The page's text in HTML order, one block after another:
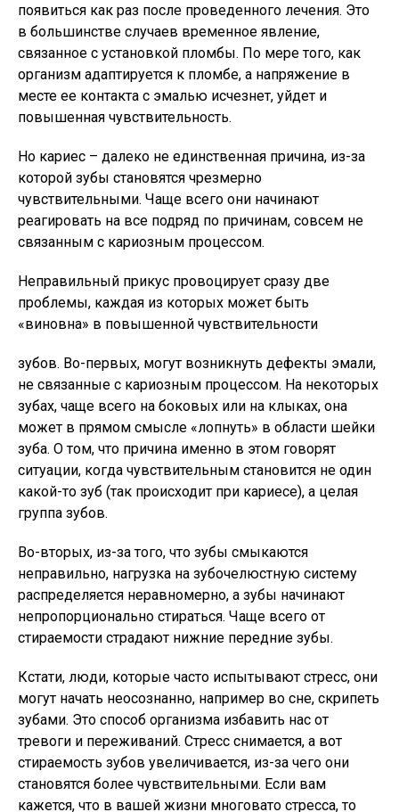
появиться как раз после проведенного лечения. Это
в большинстве случаев временное явление,
связанное с установкой пломбы. По мере того, как
организм адаптируется к пломбе, а напряжение в
месте ее контакта с эмалью исчезнет, уйдет и
повышенная чувствительность.
Но кариес – далеко не единственная причина, из-за
которой зубы становятся чрезмерно
чувствительными. Чаще всего они начинают
реагировать на все подряд по причинам, совсем не
связанным с кариозным процессом.
Неправильный прикус провоцирует сразу две
проблемы, каждая из которых может быть
«виновна» в повышенной чувствительности
зубов. Во-первых, могут возникнуть дефекты эмали,
не связанные с кариозным процессом. На некоторых
зубах, чаще всего на боковых или на клыках, она
может в прямом смысле «лопнуть» в области шейки
зуба. О том, что причина именно в этом говорят
ситуации, когда чувствительным становится не один
какой-то зуб (так происходит при кариесе), а целая
группа зубов.
Во-вторых, из-за того, что зубы смыкаются
неправильно, нагрузка на зубочелюстную систему
распределяется неравномерно, а зубы начинают
непропорционально стираться. Чаще всего от
стираемости страдают нижние передние зубы.
Кстати, люди, которые часто испытывают стресс, они
могут начать неосознанно, например во сне, скрипеть
зубами. Это способ организма избавить нас от
тревоги и переживаний. Стресс снимается, а вот
стираемость зубов увеличивается, из-за чего они
становятся более чувствительными. Если вам
кажется, что в вашей жизни многовато стресса, то